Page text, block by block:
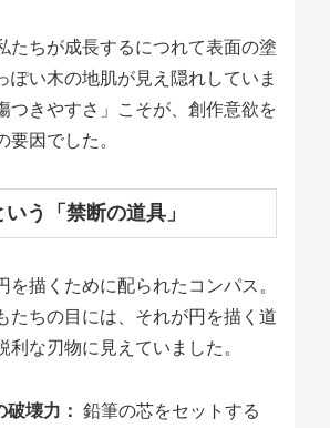
たちが成長するにつれて表面の塗
ぽい木の地肌が見え隠れしていま
つきやすさ」こそが、創作意欲を
要因でした。
う「禁断の道具」
を描くために配られたコンパス。
たちの目には、それが円を描く道
利な刃物に見えていました。
壊力： 鉛筆の芯をセットする